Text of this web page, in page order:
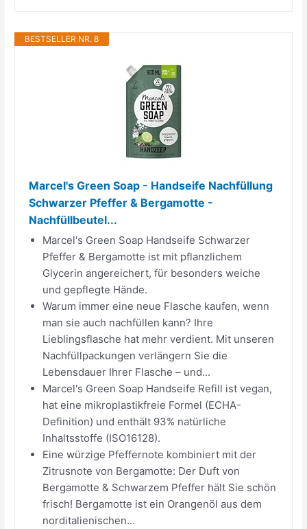
BESTSELLER NR. 8
Marcel's Green Soap - Handseife Nachfüllung
Schwarzer Pfeffer & Bergamotte -
Nachfüllbeutel...
Marcel's Green Soap Handseife Schwarzer
Pfeffer & Bergamotte ist mit pflanzlichem
Glycerin angereichert, für besonders weiche
und gepflegte Hände.
Warum immer eine neue Flasche kaufen, wenn
man sie auch nachfüllen kann? Ihre
Lieblingsflasche hat mehr verdient. Mit unseren
Nachfüllpackungen verlängern Sie die
Lebensdauer Ihrer Flasche – und...
Marcel's Green Soap Handseife Refill ist vegan,
hat eine mikroplastikfreie Formel (ECHA-
Definition) und enthält 93% natürliche
Inhaltsstoffe (ISO16128).
Eine würzige Pfeffernote kombiniert mit der
Zitrusnote von Bergamotte: Der Duft von
Bergamotte & Schwarzem Pfeffer hält Sie schön
frisch! Bergamotte ist ein Orangenöl aus dem
norditalienischen...